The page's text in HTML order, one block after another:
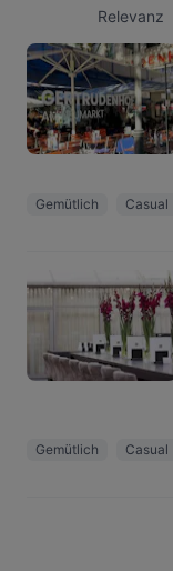
Relevanz
Gemütlich Casual
Gemütlich Casual